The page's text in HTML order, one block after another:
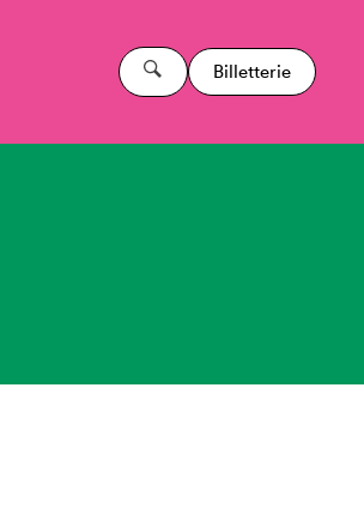
Billetterie